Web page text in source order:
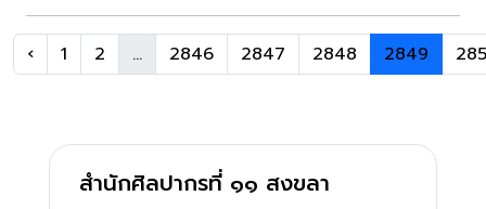
‹ 1 2 ... 2846 2847 2848 2849
สำนักศิลปากรที่ ๑๑ สงขลา